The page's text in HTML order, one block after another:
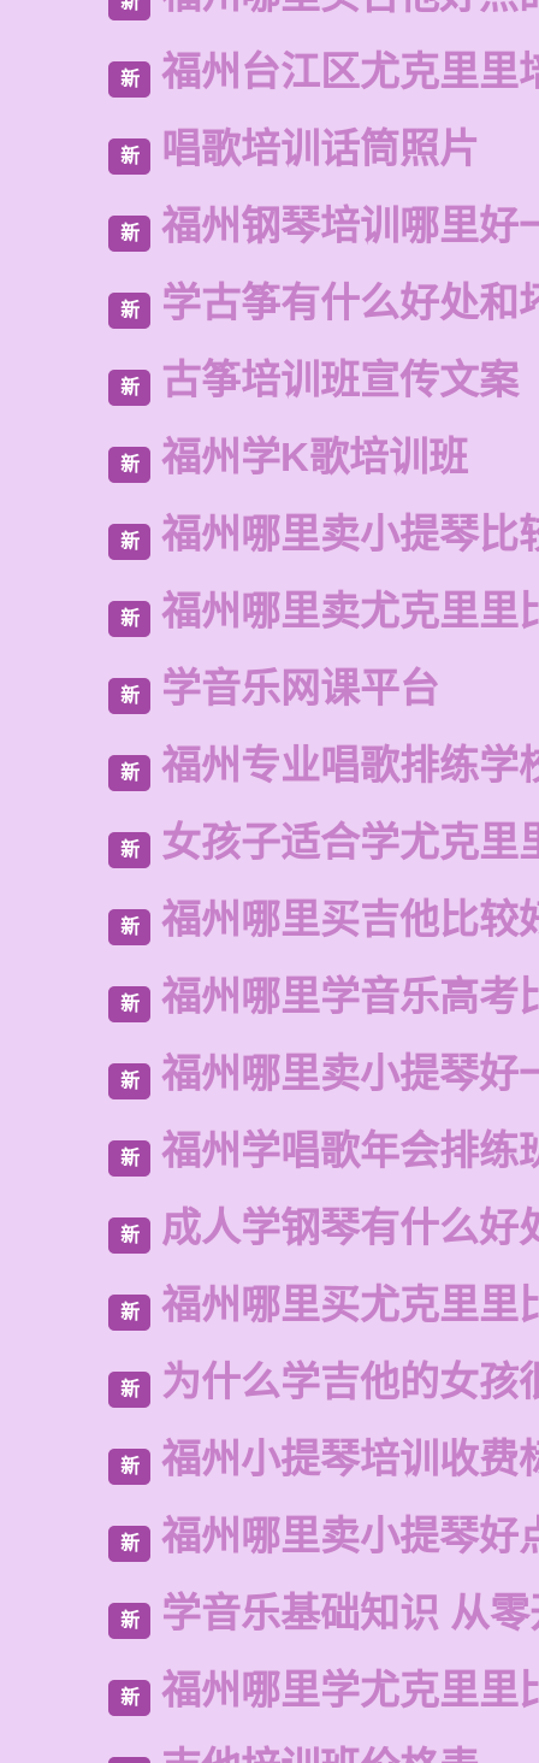
新 福州台江区尤克里里
新 唱歌培训话筒照片
新 福州钢琴培训哪里好
新 学古筝有什么好处和
新 古筝培训班宣传文案
新 福州学K歌培训班
新 福州哪里卖小提琴比
新 福州哪里卖尤克里里
新 学音乐网课平台
新 福州专业唱歌排练学
新 女孩子适合学尤克里
新 福州哪里买吉他比较
新 福州哪里学音乐高考
新 福州哪里卖小提琴好
新 福州学唱歌年会排练
新 成人学钢琴有什么好
新 福州哪里买尤克里里
新 为什么学吉他的女孩
新 福州小提琴培训收费
新 福州哪里卖小提琴好
新 学音乐基础知识 从
新 福州哪里学尤克里里